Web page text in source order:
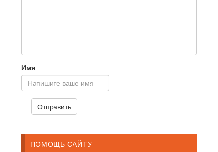
Имя
ПОМОЩЬ САЙТУ